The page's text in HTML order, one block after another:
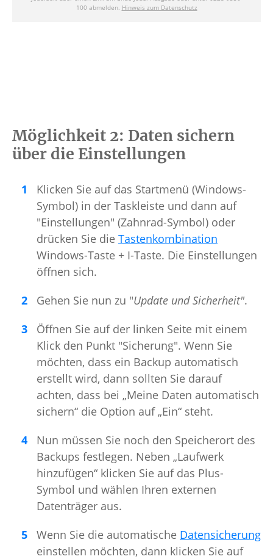
Möglichkeit 2: Daten sichern
über die Einstellungen
Klicken Sie auf das Startmenü (Windows-
Symbol) in der Taskleiste und dann auf
"Einstellungen" (Zahnrad-Symbol) oder
drücken Sie die Tastenkombination
Windows-Taste + I-Taste. Die Einstellungen
öffnen sich.
Gehen Sie nun zu "Update und Sicherheit".
Öffnen Sie auf der linken Seite mit einem
Klick den Punkt "Sicherung". Wenn Sie
möchten, dass ein Backup automatisch
erstellt wird, dann sollten Sie darauf
achten, dass bei „Meine Daten automatisch
sichern“ die Option auf „Ein“ steht.
Nun müssen Sie noch den Speicherort des
Backups festlegen. Neben „Laufwerk
hinzufügen“ klicken Sie auf das Plus-
Symbol und wählen Ihren externen
Datenträger aus.
Wenn Sie die automatische Datensicherung
einstellen möchten, dann klicken Sie auf